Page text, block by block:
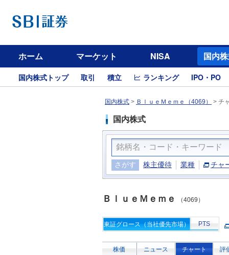
ホーム マーケット NISA 国内
国内株式トップ 取引 積立 ランキング IPO・PO
国内株式 > ＢｌｕｅＭｅｍｅ（4069） > チ
国内株式
さがす 株主優待 業種 チャ
ＢｌｕｅＭｅｍｅ （4069）
東証グロース（当社優先市場） PTS
株価 ニュース チャート 評